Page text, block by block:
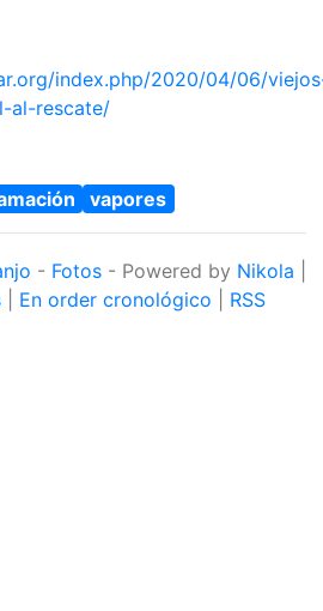
index.php/2020/04/06/
al-rescate/
vapores
- Fotos- Powered by Nikola
| En order cronológico RSS